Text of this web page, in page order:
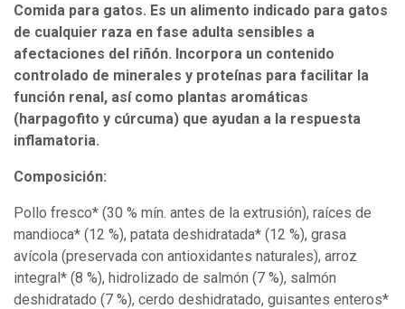
Comida para gatos. Es un alimento indicado para gatos
de cualquier raza en fase adulta sensibles a
afectaciones del riñón. Incorpora un contenido
controlado de minerales y proteínas para facilitar la
función renal, así como plantas aromáticas
(harpagofito y cúrcuma) que ayudan a la respuesta
inflamatoria.
Composición:
Pollo fresco* (30 % mín. antes de la extrusión), raíces de
mandioca* (12 %), patata deshidratada* (12 %), grasa
avícola (preservada con antioxidantes naturales), arroz
integral* (8 %), hidrolizado de salmón (7 %), salmón
deshidratado (7 %), cerdo deshidratado, guisantes enteros*